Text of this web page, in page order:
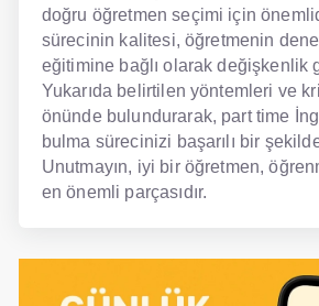
doğru öğretmen seçimi için
sürecinin kalitesi, öğretmenin
eğitimine bağlı olarak değişkenlik
Yukarıda belirtilen yöntemleri ve
önünde bulundurarak, part time
bulma sürecinizi başarılı bir
Unutmayın, iyi bir öğretmen,
en önemli parçasıdır.